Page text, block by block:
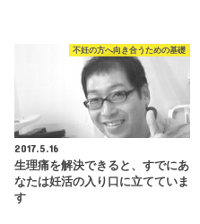
不妊の方へ向き合うための基礎
2017.5.16
生理痛を解決できると、すでにあ
なたは妊活の入り口に立てていま
す